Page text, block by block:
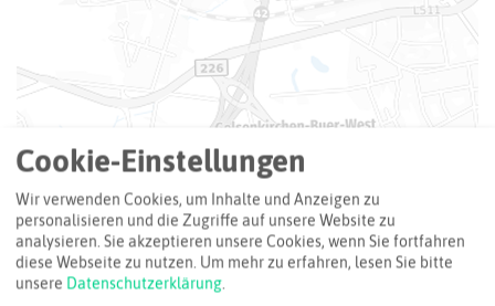
Cookie-Einstellungen
Wir verwenden Cookies, um Inhalte und Anzeigen zu
personalisieren und die Zugriffe auf unsere Website zu
analysieren. Sie akzeptieren unsere Cookies, wenn Sie fortfahren
diese Webseite zu nutzen. Um mehr zu erfahren, lesen Sie bitte
unsere Datenschutzerklärung.